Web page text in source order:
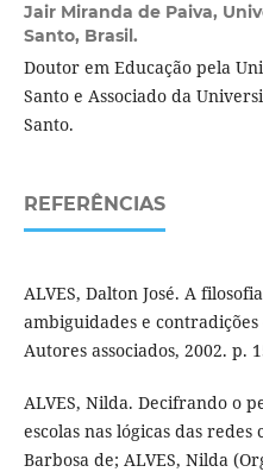
Jair Miranda de Paiva,
Santo, Brasil.
Doutor em Educação pela
Santo e Associado da
Santo.
REFERÊNCIAS
ALVES, Dalton José. A
ambiguidades e contradições
Autores associados, 2002. p.
ALVES, Nilda. Decifrando o
escolas nas lógicas das
Barbosa de; ALVES, Nilda